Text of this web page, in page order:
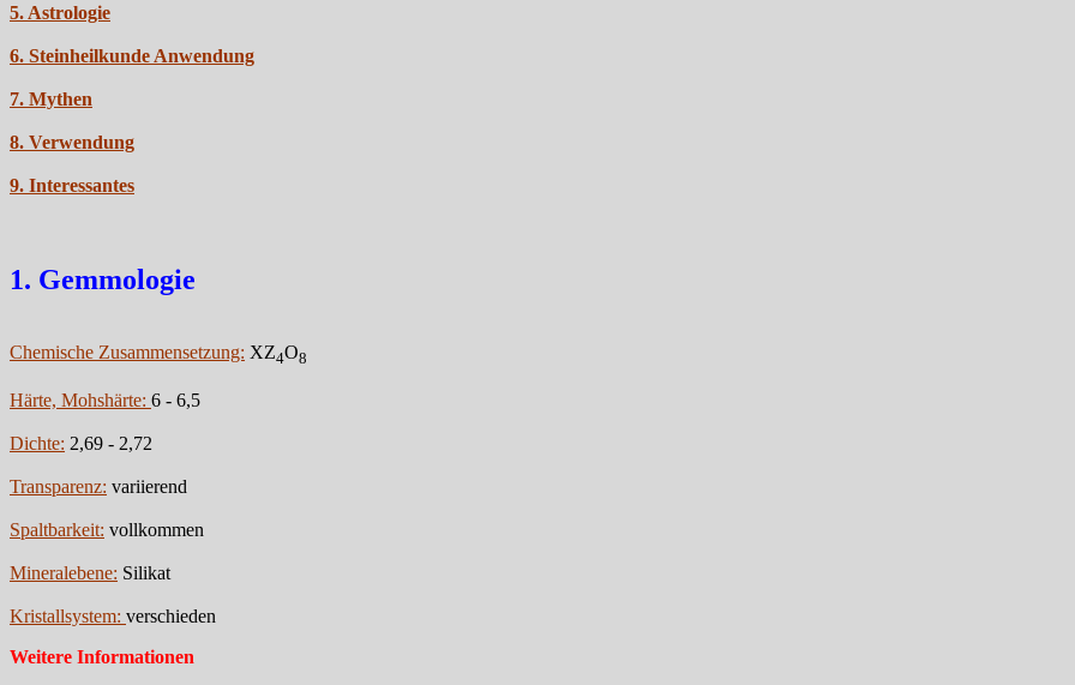
5. Astrologie
6. Steinheilkunde Anwendung
7. Mythen
8. Verwendung
9. Interessantes
1. Gemmologie
Chemische Zusammensetzung: XZ4O8
Härte, Mohshärte: 6 - 6,5
Dichte: 2,69 - 2,72
Transparenz: variierend
Spaltbarkeit: vollkommen
Mineralebene: Silikat
Kristallsystem: verschieden
Weitere Informationen